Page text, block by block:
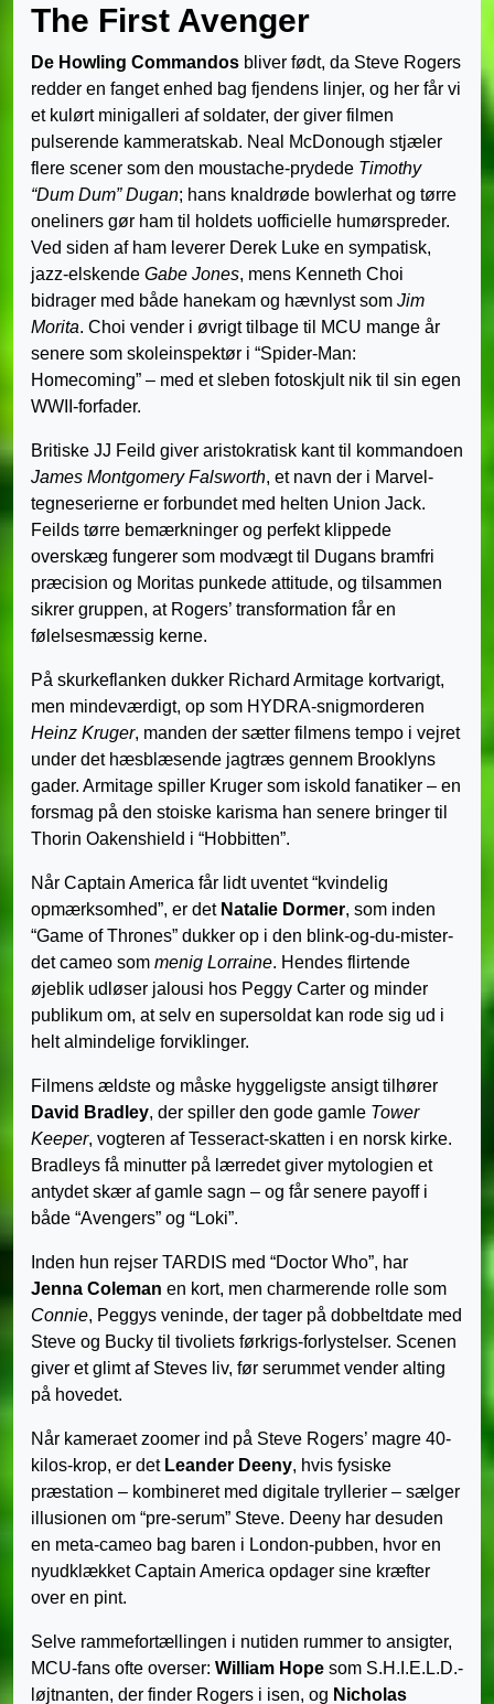
The First Avenger
De Howling Commandos bliver født, da Steve Rogers
redder en fanget enhed bag fjendens linjer, og her får vi
et kulørt minigalleri af soldater, der giver filmen
pulserende kammeratskab. Neal McDonough stjæler
flere scener som den moustache-prydede Timothy
“Dum Dum” Dugan; hans knaldrøde bowlerhat og tørre
oneliners gør ham til holdets uofficielle humørspreder.
Ved siden af ham leverer Derek Luke en sympatisk,
jazz-elskende Gabe Jones, mens Kenneth Choi
bidrager med både hanekam og hævnlyst som Jim
Morita. Choi vender i øvrigt tilbage til MCU mange år
senere som skoleinspektør i “Spider-Man:
Homecoming” – med et sleben fotoskjult nik til sin egen
WWII-forfader.
Britiske JJ Feild giver aristokratisk kant til kommandoen
James Montgomery Falsworth, et navn der i Marvel-
tegneserierne er forbundet med helten Union Jack.
Feilds tørre bemærkninger og perfekt klippede
overskæg fungerer som modvægt til Dugans bramfri
præcision og Moritas punkede attitude, og tilsammen
sikrer gruppen, at Rogers’ transformation får en
følelsesmæssig kerne.
På skurkeflanken dukker Richard Armitage kortvarigt,
men mindeværdigt, op som HYDRA-snigmorderen
Heinz Kruger, manden der sætter filmens tempo i vejret
under det hæsblæsende jagtræs gennem Brooklyns
gader. Armitage spiller Kruger som iskold fanatiker – en
forsmag på den stoiske karisma han senere bringer til
Thorin Oakenshield i “Hobbitten”.
Når Captain America får lidt uventet “kvindelig
opmærksomhed”, er det Natalie Dormer, som inden
“Game of Thrones” dukker op i den blink-og-du-mister-
det cameo som menig Lorraine. Hendes flirtende
øjeblik udløser jalousi hos Peggy Carter og minder
publikum om, at selv en supersoldat kan rode sig ud i
helt almindelige forviklinger.
Filmens ældste og måske hyggeligste ansigt tilhører
David Bradley, der spiller den gode gamle Tower
Keeper, vogteren af Tesseract-skatten i en norsk kirke.
Bradleys få minutter på lærredet giver mytologien et
antydet skær af gamle sagn – og får senere payoff i
både “Avengers” og “Loki”.
Inden hun rejser TARDIS med “Doctor Who”, har
Jenna Coleman en kort, men charmerende rolle som
Connie, Peggys veninde, der tager på dobbeltdate med
Steve og Bucky til tivoliets førkrigs-forlystelser. Scenen
giver et glimt af Steves liv, før serummet vender alting
på hovedet.
Når kameraet zoomer ind på Steve Rogers’ magre 40-
kilos-krop, er det Leander Deeny, hvis fysiske
præstation – kombineret med digitale tryllerier – sælger
illusionen om “pre-serum” Steve. Deeny har desuden
en meta-cameo bag baren i London-pubben, hvor en
nyudklækket Captain America opdager sine kræfter
over en pint.
Selve rammefortællingen i nutiden rummer to ansigter,
MCU-fans ofte overser: William Hope som S.H.I.E.L.D.-
løjtnanten, der finder Rogers i isen, og Nicholas